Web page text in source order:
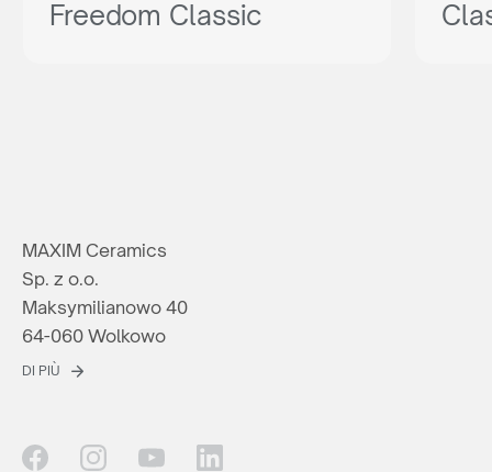
Freedom Classic
MAXIM Ceramics
Sp. z o.o.
Maksymilianowo 40
64-060 Wolkowo
DI PIÙ